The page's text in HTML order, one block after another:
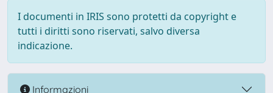
I documenti in IRIS sono protetti da copyright e
tutti i diritti sono riservati, salvo diversa
indicazione.
Informazioni